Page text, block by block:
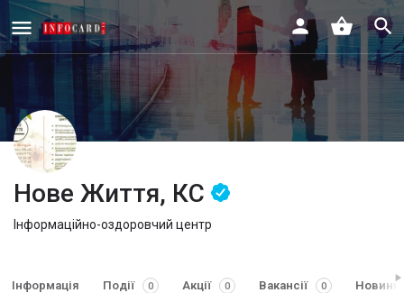
Нове Життя, КС
Інформаційно-оздоровчий центр
Інформація Події 0 Акції 0 Вакансії 0 Новини